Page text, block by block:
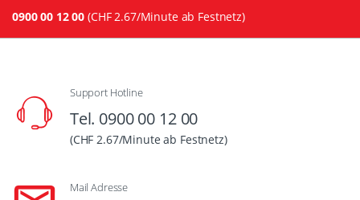
0900 00 12 00 (CHF 2.67/Minute ab Festnetz)
Support Hotline
Tel. 0900 00 12 00
(CHF 2.67/Minute ab Festnetz)
Mail Adresse